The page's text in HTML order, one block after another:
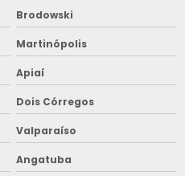
Brodowski
Martinópolis
Apiaí
Dois Córregos
Valparaíso
Angatuba